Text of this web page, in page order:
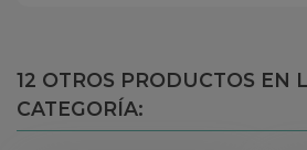
12 OTROS PRODUCTOS EN
CATEGORÍA: